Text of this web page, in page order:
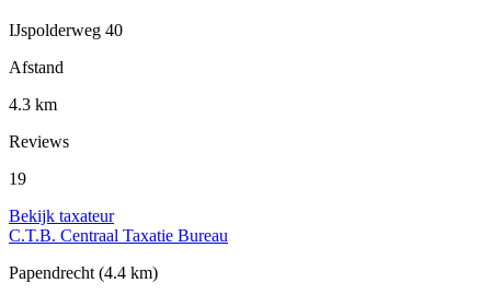
IJspolderweg 40
Afstand
4.3 km
Reviews
19
Bekijk taxateur
C.T.B. Centraal Taxatie Bureau
Papendrecht (4.4 km)